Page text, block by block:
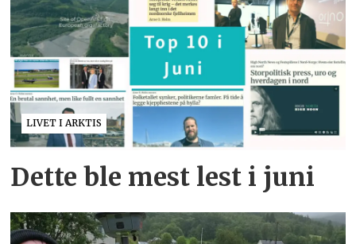
LIVET I ARKTIS
Dette ble mest lest i juni